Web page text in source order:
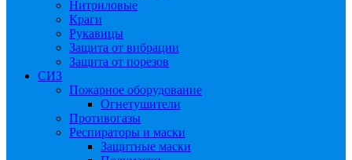
Нитриловые
Краги
Рукавицы
Защита от вибрации
Защита от порезов
СИЗ
Пожарное оборудование
Огнетушители
Противогазы
Респираторы и маски
Защитные маски